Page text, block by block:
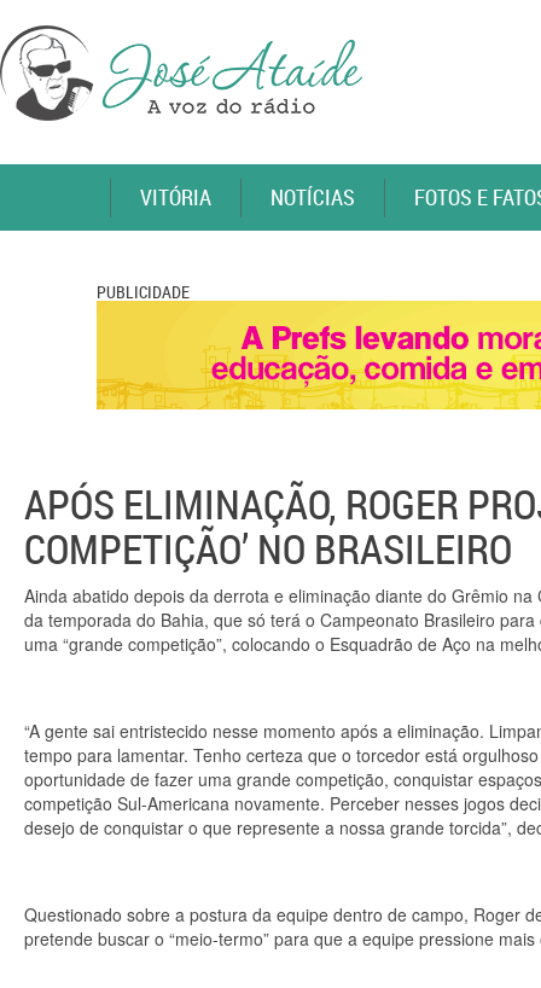
VITÓRIA NOTÍCIAS FOTOS E
PUBLICIDADE
APÓS ELIMINAÇÃO, ROGER
COMPETIÇÃO’ NO BRASILEIRO
Ainda abatido depois da derrota e eliminação diante do Grêmio
da temporada do Bahia, que só terá o Campeonato Brasileiro
uma “grande competição”, colocando o Esquadrão de Aço na
“A gente sai entristecido nesse momento após a eliminação.
tempo para lamentar. Tenho certeza que o torcedor está
oportunidade de fazer uma grande competição, conquistar
competição Sul-Americana novamente. Perceber nesses jogos
desejo de conquistar o que represente a nossa grande torcida”,
Questionado sobre a postura da equipe dentro de campo, Roger
pretende buscar o “meio-termo” para que a equipe pressione